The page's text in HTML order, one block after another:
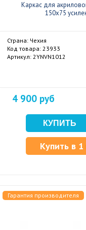
Каркас для
150x75
Страна: Чехия
Код товара: 23933
Артикул: 2YNVN1012
4 900 руб
Купить в 1
Гарантия производителя